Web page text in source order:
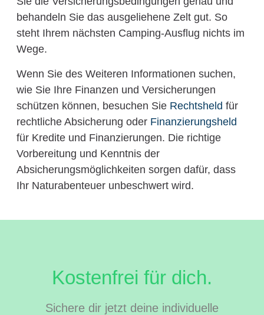
behandeln Sie das ausgeliehene Zelt gut. So
steht Ihrem nächsten Camping-Ausflug nichts im
Wege.
Wenn Sie des Weiteren Informationen suchen,
wie Sie Ihre Finanzen und Versicherungen
schützen können, besuchen Sie Rechtsheld für
rechtliche Absicherung oder Finanzierungsheld
für Kredite und Finanzierungen. Die richtige
Vorbereitung und Kenntnis der
Absicherungsmöglichkeiten sorgen dafür, dass
Ihr Naturabenteuer unbeschwert wird.
Kostenfrei für dich.
Sichere dir jetzt deine individuelle